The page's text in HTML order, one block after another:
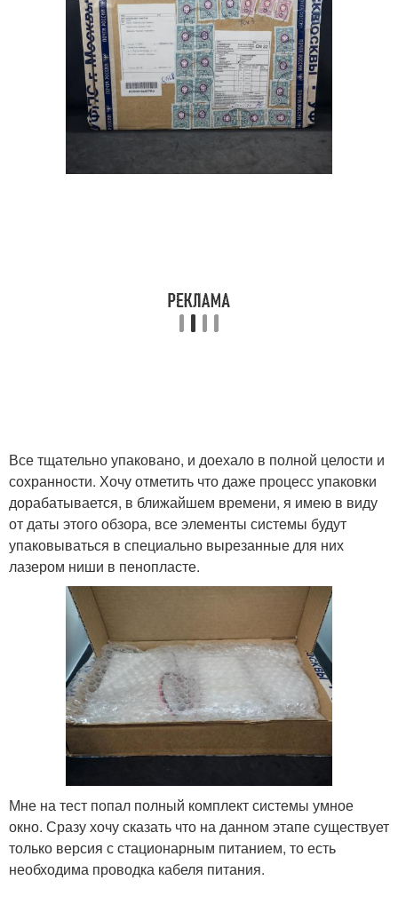
Все тщательно упаковано, и доехало в полной целости и
сохранности. Хочу отметить что даже процесс упаковки
дорабатывается, в ближайшем времени, я имею в виду
от даты этого обзора, все элементы системы будут
упаковываться в специально вырезанные для них
лазером ниши в пенопласте.
Мне на тест попал полный комплект системы умное
окно. Сразу хочу сказать что на данном этапе существует
только версия с стационарным питанием, то есть
необходима проводка кабеля питания.